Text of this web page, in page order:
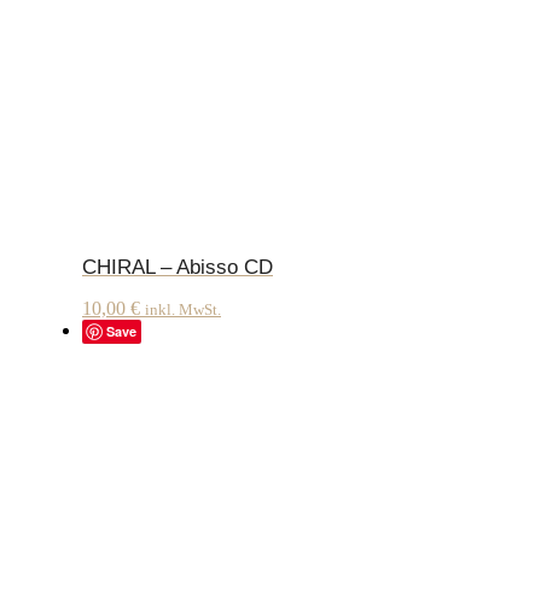
CHIRAL – Abisso CD
10,00 € inkl. MwSt.
Save